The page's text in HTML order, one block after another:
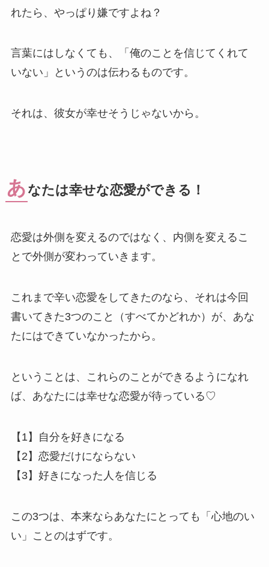
れたら、やっぱり嫌ですよね？
言葉にはしなくても、「俺のことを信じてくれて
いない」というのは伝わるものです。
それは、彼女が幸せそうじゃないから。
あ なたは幸せな恋愛ができる！
恋愛は外側を変えるのではなく、内側を変えるこ
とで外側が変わっていきます。
これまで辛い恋愛をしてきたのなら、それは今回
書いてきた3つのこと（すべてかどれか）が、あな
たにはできていなかったから。
ということは、これらのことができるようになれ
ば、あなたには幸せな恋愛が待っている♡
【1】自分を好きになる
【2】恋愛だけにならない
【3】好きになった人を信じる
この3つは、本来ならあなたにとっても「心地のい
い」ことのはずです。